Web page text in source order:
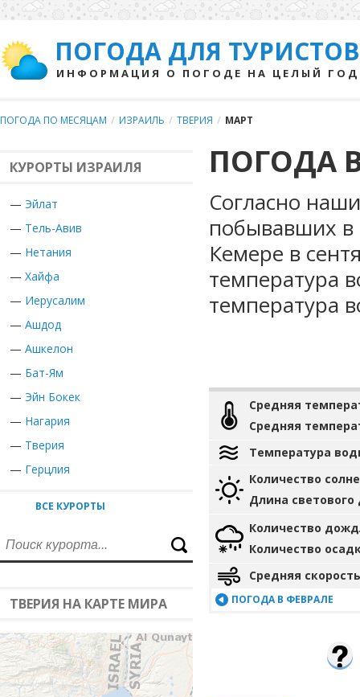
ПОГОДА ДЛЯ ТУРИСТОВ
ИНФОРМАЦИЯ О ПОГОДЕ НА ЦЕЛЫЙ ГОД
ПОГОДА ПО МЕСЯЦАМ / ИЗРАИЛЬ / ТВЕРИЯ / МАРТ
КУРОРТЫ ИЗРАИЛЯ
— Эйлат
— Тель-Авив
— Нетания
— Хайфа
— Иерусалим
— Ашдод
— Ашкелон
— Бат-Ям
— Эйн Бокек
— Нагария
— Тверия
— Герцлия
ВСЕ КУРОРТЫ
ТВЕРИЯ НА КАРТЕ МИРА
ПОГОДА
Согласно
побывавших в
Кемере в
температура
температура
Средняя
Средняя
Температура
Количество
Длина светового
Количество
Количество
Средняя
ПОГОДА В ФЕВРАЛЕ